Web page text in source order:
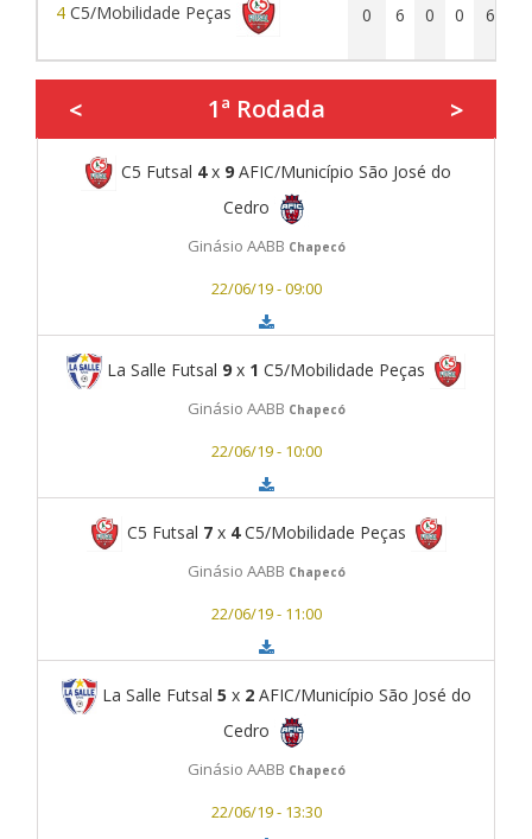
4 C5/Mobilidade Peças 0 6 0 0 6
< 1ª Rodada >
C5 Futsal 4x 9 AFIC/Município São José do
Cedro
Ginásio AABB Chapecó
22/06/19 - 09:00
La Salle Futsal 9 x 1 C5/Mobilidade Peças
Ginásio AABB Chapecó
22/06/19 - 10:00
C5 Futsal 7x 4C5/Mobilidade Peças
Ginásio AABB Chapecó
22/06/19 - 11:00
La Salle Futsal 5 x 2AFIC/Município São José do
Cedro
Ginásio AABB Chapecó
22/06/19 - 13:30